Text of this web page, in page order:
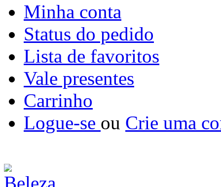
Minha conta
Status do pedido
Lista de favoritos
Vale presentes
Carrinho
Logue-se ou Crie uma